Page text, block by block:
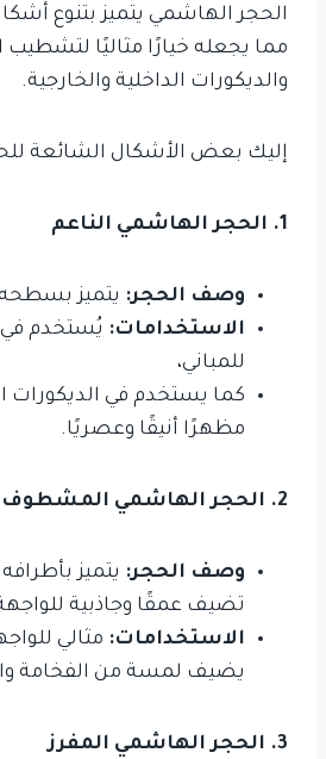
الحجر الهاشمي يتميز بتنوع
مما يجعله خيارًا مثاليًا لتشطيب
والديكورات الداخلية والخارجية.
إليك بعض الأشكال الشائعة
1. الحجر الهاشمي الناعم
وصف الحجر: يتميز
الاستخدامات: يُستخدم في
للمباني،
كما يستخدم في الديكورات
مظهرًا أنيقًا وعصريًا.
2. الحجر الهاشمي المشطوف
وصف الحجر: يتميز
تضيف عمقًا وجاذبية
الاستخدامات: مثالي
يضيف لمسة من الفخامة
3. الحجر الهاشمي المفرز